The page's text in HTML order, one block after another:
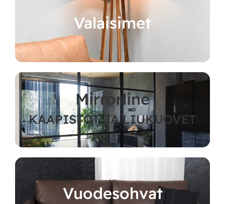
Valaisimet
Mirrorline
KAAPISTOT JA LIUKUOVET
Vuodesohvat